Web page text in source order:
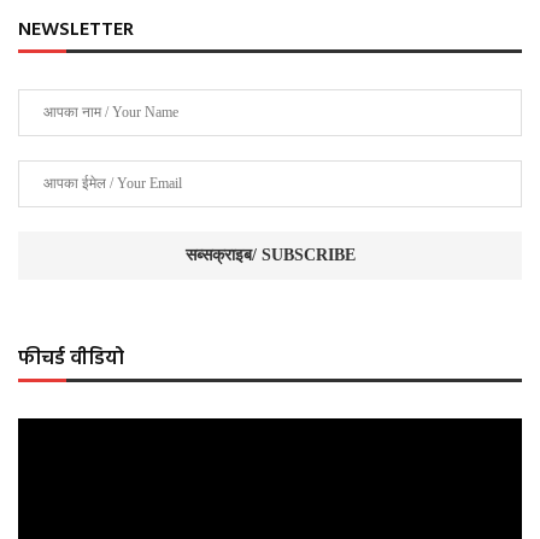
NEWSLETTER
फीचर्ड वीडियो